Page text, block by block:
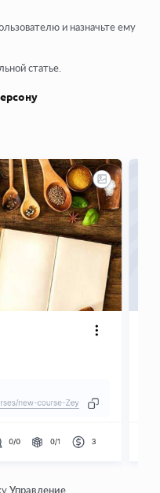
и назначьте ему
статье.
Управление